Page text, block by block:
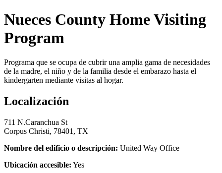
Nueces County Home Visiting
Program
Programa que se ocupa de cubrir una amplia gama de necesidades
de la madre, el niño y de la familia desde el embarazo hasta el
kindergarten mediante visitas al hogar.
Localización
711 N.Caranchua St
Corpus Christi, 78401, TX
Nombre del edificio o descripción: United Way Office
Ubicación accesible: Yes